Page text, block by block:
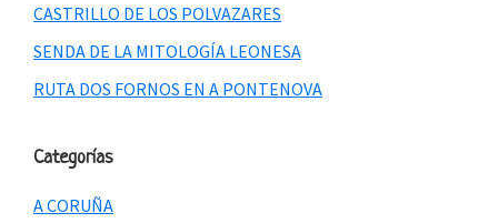
CASTRILLO DE LOS POLVAZARES
SENDA DE LA MITOLOGÍA LEONESA
RUTA DOS FORNOS EN A PONTENOVA
Categorías
A CORUÑA